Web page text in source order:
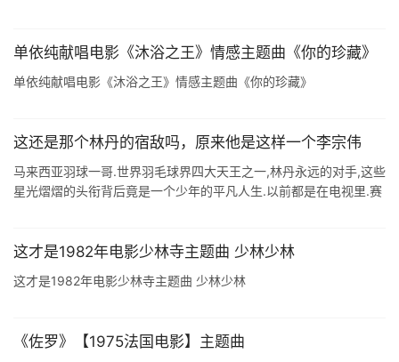
单依纯献唱电影《沐浴之王》情感主题曲《你的珍藏》
单依纯献唱电影《沐浴之王》情感主题曲《你的珍藏》
这还是那个林丹的宿敌吗，原来他是这样一个李宗伟
马来西亚羽球一哥.世界羽毛球界四大天王之一,林丹永远的对手,这些
星光熠熠的头衔背后竟是一个少年的平凡人生.以前都是在电视里.赛
这才是1982年电影少林寺主题曲 少林少林
这才是1982年电影少林寺主题曲 少林少林
《佐罗》【1975法国电影】主题曲